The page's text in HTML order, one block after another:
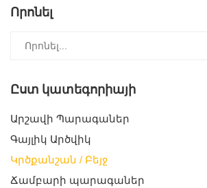
Որոնել
Ըստ կատեգորիայի
Արշավի Պարագաներ
Գայլիկ Արծվիկ
Կրծքանշան / Բեյջ
Ճամբարի պարագաներ